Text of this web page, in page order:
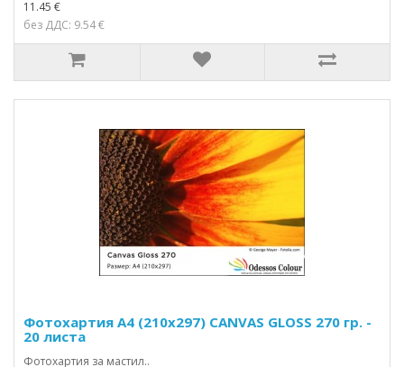
11.45 €
без ДДС: 9.54 €
Фотохартия А4 (210x297) CANVAS GLOSS 270 гр. -
20 листа
Фотохартия за мастил..